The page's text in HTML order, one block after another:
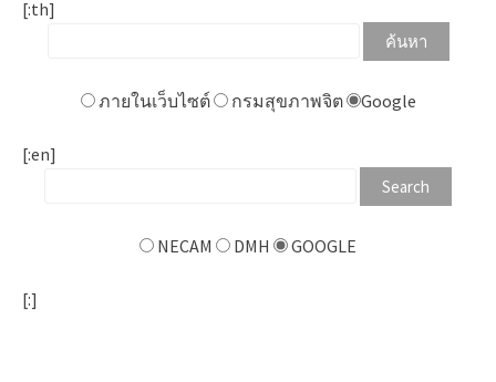
[:th]
ภายในเว็บไซต์ กรมสุขภาพจิต Google
[:en]
NECAM DMH GOOGLE
[:]